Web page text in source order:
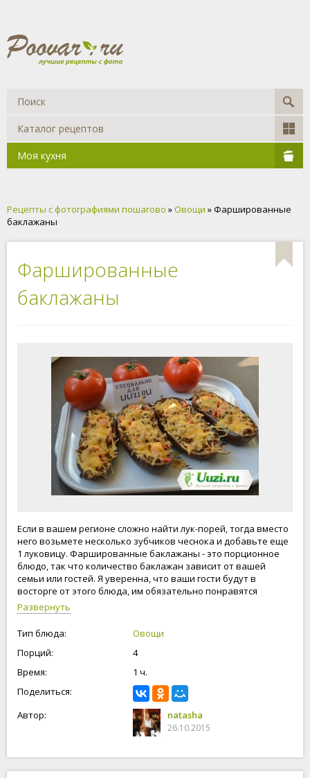
Каталог рецептов
Моя кухня
Рецепты с фотографиями пошагово »Овощи » Фаршированные
баклажаны
Фаршированные
баклажаны
Если в вашем регионе сложно найти лук-порей, тогда вместо
него возьмете несколько зубчиков чеснока и добавьте еще
1 луковицу. Фаршированные баклажаны - это порционное
блюдо, так что количество баклажан зависит от вашей
семьи или гостей. Я уверенна, что ваши гости будут в
восторге от этого блюда, им обязательно понравятся
фаршированный баклажаны.
Развернуть
Тип блюда:
Овощи
Порций:
4
Время:
1 ч.
Поделиться:
Автор:
natasha
26.10.2015